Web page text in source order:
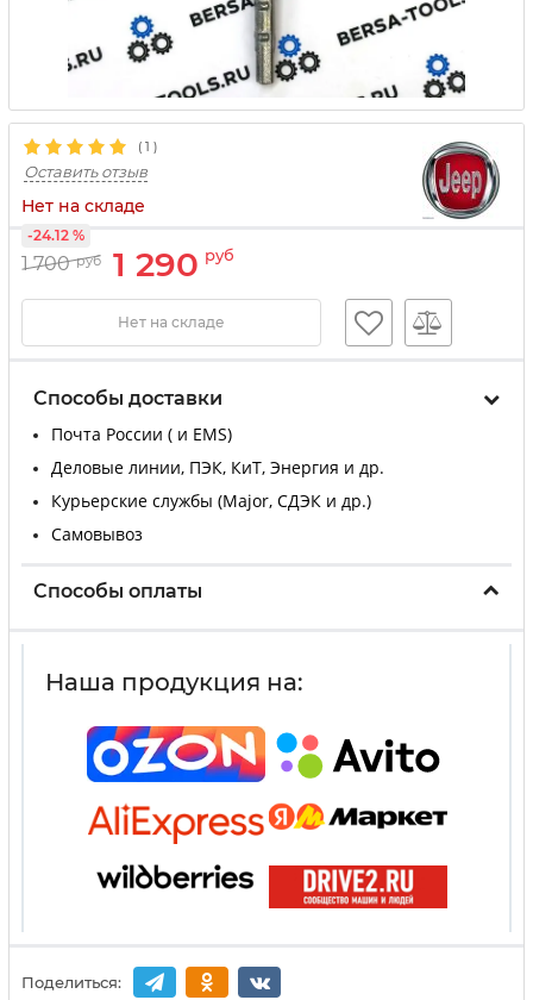
( 1 )
Оставить отзыв
Нет на складе
1 700 руб 1 290 руб
-24.12 %
Нет на складе
Способы доставки
Почта России ( и EMS)
Деловые линии, ПЭК, КиТ, Энергия и др.
Курьерские службы (Major, СДЭК и др.)
Самовывоз
Способы оплаты
Наша продукция на:
Поделиться: